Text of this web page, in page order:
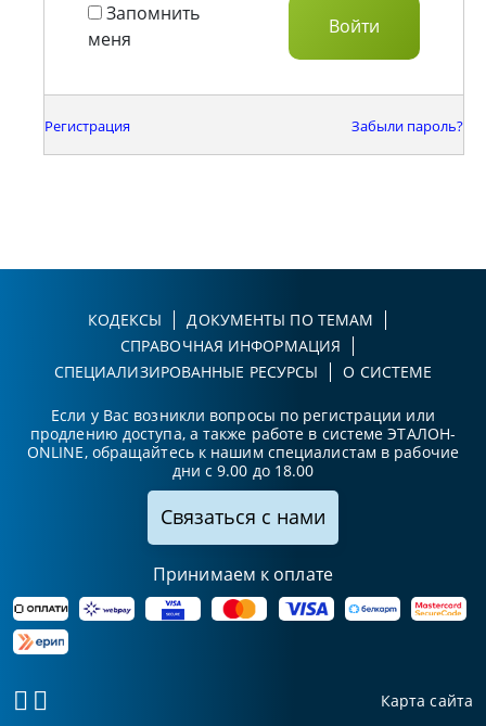
Запомнить
меня
Регистрация Забыли пароль?
КОДЕКСЫ
ДОКУМЕНТЫ ПО ТЕМАМ
СПРАВОЧНАЯ ИНФОРМАЦИЯ
СПЕЦИАЛИЗИРОВАННЫЕ РЕСУРСЫ
О СИСТЕМЕ
Если у Вас возникли вопросы по регистрации или
продлению доступа, а также работе в системе ЭТАЛОН-
ONLINE, обращайтесь к нашим специалистам в рабочие
дни с 9.00 до 18.00
Связаться с нами
Принимаем к оплате
Карта сайта